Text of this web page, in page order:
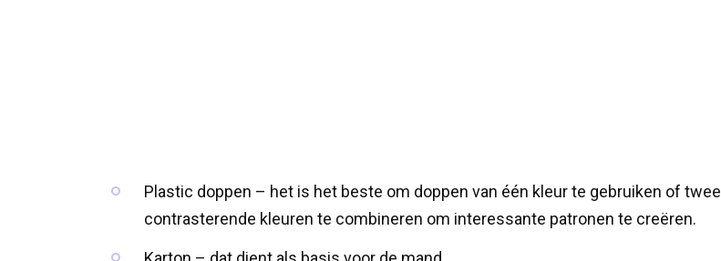
Plastic doppen – het is het beste om doppen van één kleur te gebruiken of twee
contrasterende kleuren te combineren om interessante patronen te creëren.